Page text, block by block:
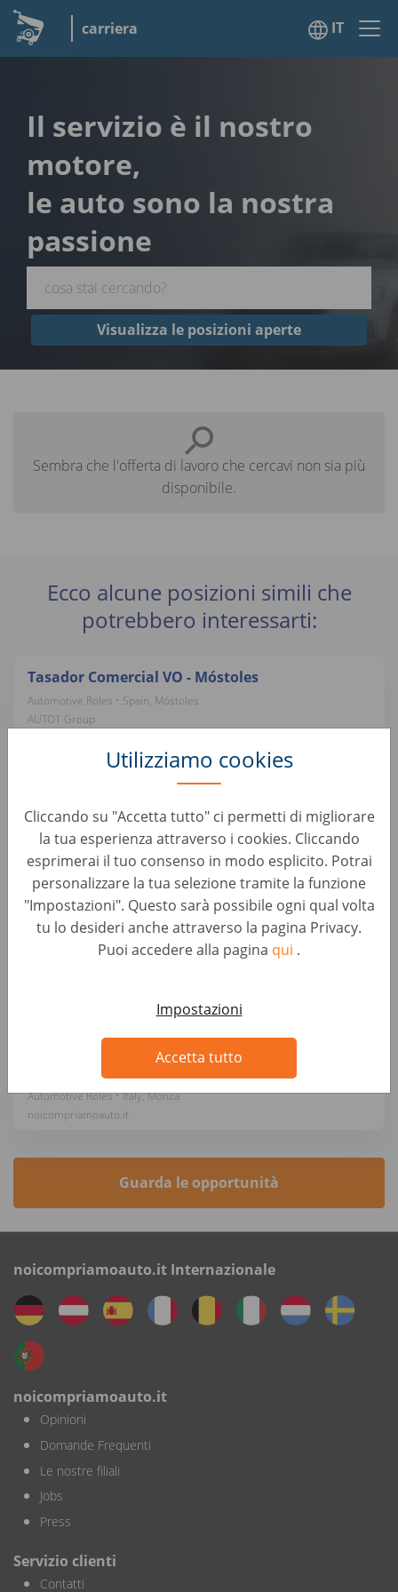
carriera IT
Utilizziamo cookies
Cliccando su "Accetta tutto" ci permetti di migliorare
la tua esperienza attraverso i cookies. Cliccando
esprimerai il tuo consenso in modo esplicito. Potrai
personalizzare la tua selezione tramite la funzione
"Impostazioni". Questo sarà possibile ogni qual volta
tu lo desideri anche attraverso la pagina Privacy.
Puoi accedere alla pagina qui .
Impostazioni
Accetta tutto
Il servizio è il nostro
motore,
le auto sono la nostra
passione
Visualizza le posizioni aperte
Sembra che l'offerta di lavoro che cercavi non sia più
disponibile.
Ecco alcune posizioni simili che
potrebbero interessarti:
Tasador Comercial VO - Móstoles
Automotive Roles • Spain, Móstoles
AUTO1 Group
Préparateur esthétique automobile (H/F)
Autohero
Sachbearbeiter Ankaufsmanagement (B2B)
(d/m/w)
Backoffice & Operational Roles • Germany, Berlin
AUTO1 Group
Automotive Roles • Germany, Greifswald
Addetto/a Acquisti Auto Monza-Villasanta
Automotive Roles • Italy, Monza
noicompriamoauto.it
Guarda le opportunità
noicompriamoauto.it Internazionale
noicompriamoauto.it
Opinioni
Domande Frequenti
Le nostre filiali
Jobs
Press
Servizio clienti
Contatti